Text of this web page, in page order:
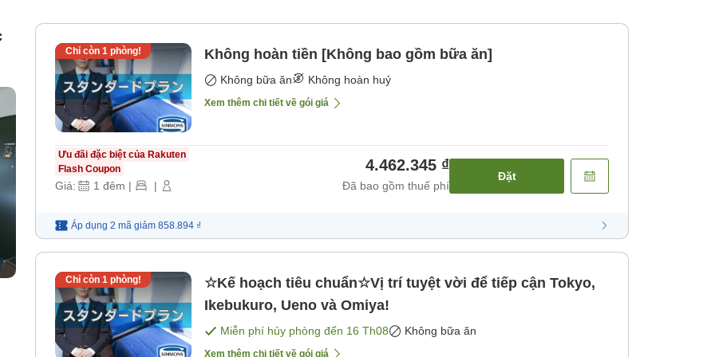
Chỉ còn 1phòng! Không hoàn tiền [Không bao gồm bữa ăn]
Không bữa ăn Không hoàn huỷ
Xem thêm chi tiết về gói giá
Ưu đãi đặc biệt của Rakuten
Flash Coupon
Giá: 1 đêm | |
4.462.345 ₫
Đã bao gồm thuế phí
Đặt
Áp dụng 2 mã giảm 858.894 ₫
Chỉ còn 1phòng!
☆Kế hoạch tiêu chuẩn☆Vị trí tuyệt vời để tiếp cận Tokyo,
Ikebukuro, Ueno và Omiya!
Miễn phí hủy phòng đến 16 Th08 Không bữa ăn
Xem thêm chi tiết về gói giá